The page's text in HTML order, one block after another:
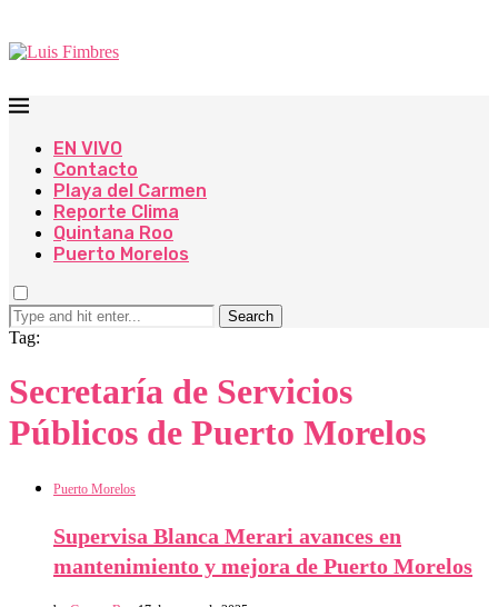
EN VIVO
Contacto
Playa del Carmen
Reporte Clima
Quintana Roo
Puerto Morelos
Search
Tag:
Secretaría de Servicios
Públicos de Puerto Morelos
Puerto Morelos
Supervisa Blanca Merari avances en
mantenimiento y mejora de Puerto Morelos